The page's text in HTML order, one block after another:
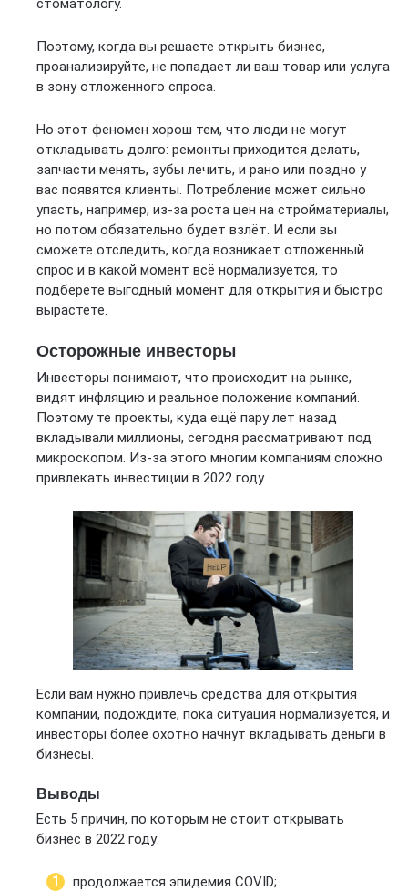
стоматологу.
Поэтому, когда вы решаете открыть бизнес,
проанализируйте, не попадает ли ваш товар или услуга
в зону отложенного спроса.
Но этот феномен хорош тем, что люди не могут
откладывать долго: ремонты приходится делать,
запчасти менять, зубы лечить, и рано или поздно у
вас появятся клиенты. Потребление может сильно
упасть, например, из-за роста цен на стройматериалы,
но потом обязательно будет взлёт. И если вы
сможете отследить, когда возникает отложенный
спрос и в какой момент всё нормализуется, то
подберёте выгодный момент для открытия и быстро
вырастете.
Осторожные инвесторы
Инвесторы понимают, что происходит на рынке,
видят инфляцию и реальное положение компаний.
Поэтому те проекты, куда ещё пару лет назад
вкладывали миллионы, сегодня рассматривают под
микроскопом. Из-за этого многим компаниям сложно
привлекать инвестиции в 2022 году.
Если вам нужно привлечь средства для открытия
компании, подождите, пока ситуация нормализуется, и
инвесторы более охотно начнут вкладывать деньги в
бизнесы.
Выводы
Есть 5 причин, по которым не стоит открывать
бизнес в 2022 году:
продолжается эпидемия COVID;